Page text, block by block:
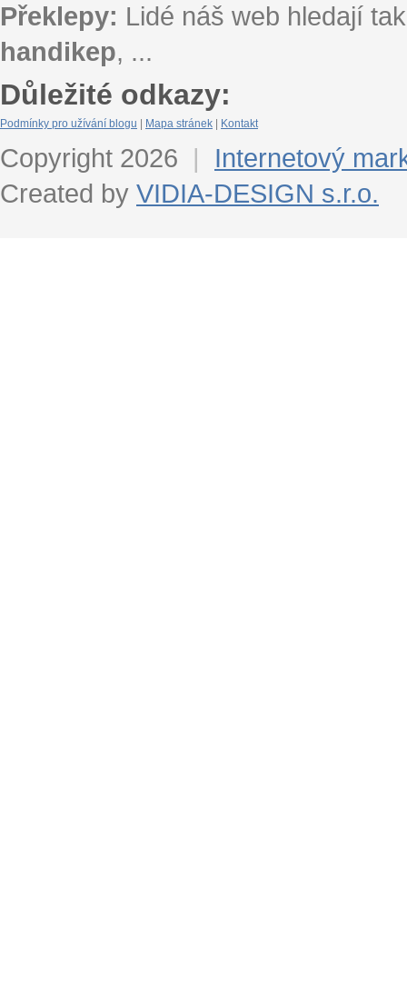
Překlepy: Lidé náš web hledají
handikep, ...
Důležité odkazy:
Podmínky pro užívání blogu Mapa stránek Kontakt
Copyright 2026 |
Internetový
Created by VIDIA-DESIGN s.r.o.